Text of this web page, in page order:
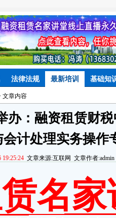
法律法规 最新培训 基础知
文章内容
办：融资租赁财
计处理实务操作
19:25:24 文章来源:互联网 文章作者
名